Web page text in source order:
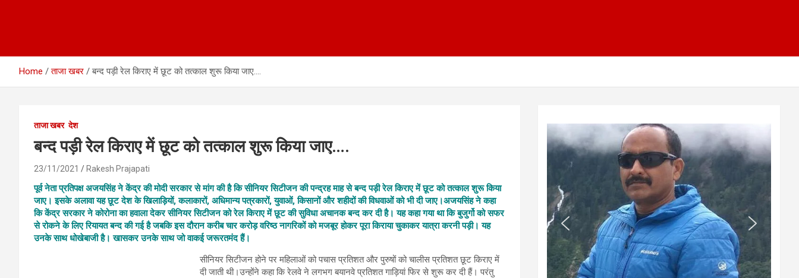
Home ताजा खबर बन्द पड़ी रेल किराए में छूट को तत्काल शुरू किया जाए….
ताजा खबर देश
बन्द पड़ी रेल किराए में छूट को तत्काल शुरू किया जाए….
23/11/2021 Rakesh Prajapati
पूर्व नेता प्रतिपक्ष अजयसिंह ने केंद्र की मोदी सरकार से मांग की है कि सीनियर सिटीजन की पन्द्रह माह से बन्द पड़ी रेल किराए में छूट को तत्काल शुरू किया
जाए। इसके अलावा यह छूट देश के खिलाड़ियों, कलाकारों, अधिमान्य पत्रकारों, युवाओं, किसानों और शहीदों की विधवाओं को भी दी जाए।अजयसिंह ने कहा
कि केंद्र सरकार ने कोरोना का हवाला देकर सीनियर सिटीजन को रेल किराए में छूट की सुविधा अचानक बन्द कर दी है। यह कहा गया था कि बुजुर्गो को सफर
से रोकने के लिए रियायत बन्द की गई है जबकि इस दौरान करीब चार करोड़ वरिष्ठ नागरिकों को मजबूर होकर पूरा किराया चुकाकर यात्रा करनी पड़ी। यह
उनके साथ धोखेबाजी है। खासकर उनके साथ जो वाकई जरूरतमंद हैं।
सीनियर सिटीजन होने पर महिलाओं को पचास प्रतिशत और पुरुषों को चालीस प्रतिशत छूट किराए में
दी जाती थी।उन्होंने कहा कि रेलवे ने लगभग बयानवे प्रतिशत गाड़ियां फिर से शुरू कर दी हैं। परंतु